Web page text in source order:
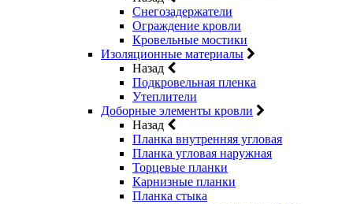
Снегозадержатели
Ограждение кровли
Кровельные мостики
Изоляционные материалы
Назад
Подкровельная пленка
Утеплители
Доборные элементы кровли
Назад
Планка внутренняя угловая
Планка угловая наружная
Торцевые планки
Карнизные планки
Планка стыка